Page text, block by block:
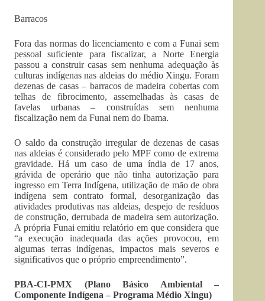
Barracos
Fora das normas do licenciamento e com a Funai sem
pessoal suficiente para fiscalizar, a Norte Energia
passou a construir casas sem nenhuma adequação às
culturas indígenas nas aldeias do médio Xingu. Foram
dezenas de casas – barracos de madeira cobertas com
telhas de fibrocimento, assemelhadas às casas de
favelas urbanas – construídas sem nenhuma
fiscalização nem da Funai nem do Ibama.
O saldo da construção irregular de dezenas de casas
nas aldeias é considerado pelo MPF como de extrema
gravidade. Há um caso de uma índia de 17 anos,
grávida de operário que não tinha autorização para
ingresso em Terra Indígena, utilização de mão de obra
indígena sem contrato formal, desorganização das
atividades produtivas nas aldeias, despejo de resíduos
de construção, derrubada de madeira sem autorização.
A própria Funai emitiu relatório em que considera que
“a execução inadequada das ações provocou, em
algumas terras indígenas, impactos mais severos e
significativos que o próprio empreendimento”.
PBA-CI-PMX (Plano Básico Ambiental –
Componente Indígena – Programa Médio Xingu)